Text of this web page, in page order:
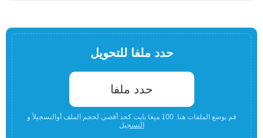
حدد ملفا للتحويل
حدد ملفا
قم بوضع الملفات هنا. 100 ميغا بايت كحد أقصى لحجم الملف أوالتسجيلأ و
التسجيل